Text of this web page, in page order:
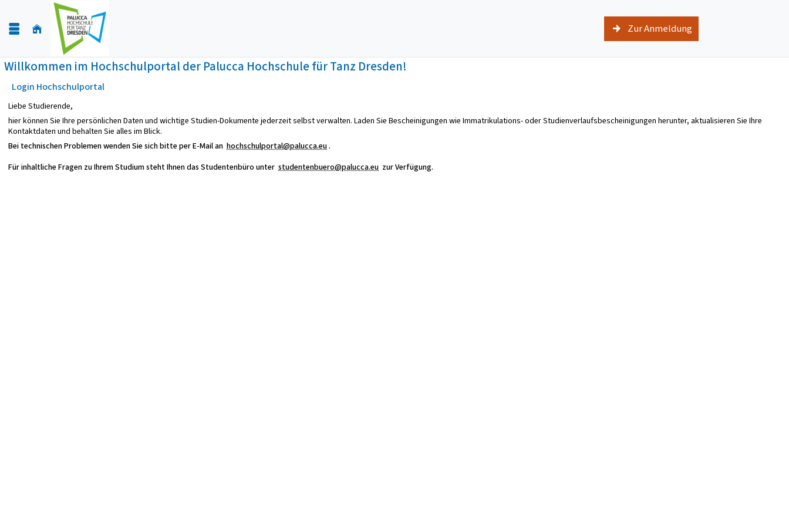
Zur Anmeldung
Willkommen im Hochschulportal der Palucca Hochschule für Tanz Dresden!
Login Hochschulportal
Liebe Studierende,
hier können Sie Ihre persönlichen Daten und wichtige Studien-Dokumente jederzeit selbst verwalten. Laden Sie Bescheinigungen wie Immatrikulations- oder Studienverlaufsbescheinigungen herunter, aktualisieren Sie Ihre
Kontaktdaten und behalten Sie alles im Blick.
Bei technischen Problemen wenden Sie sich bitte per E-Mail an hochschulportal@palucca.eu.
Für inhaltliche Fragen zu Ihrem Studium steht Ihnen das Studentenbüro unter studentenbuero@palucca.eu zur Verfügung.